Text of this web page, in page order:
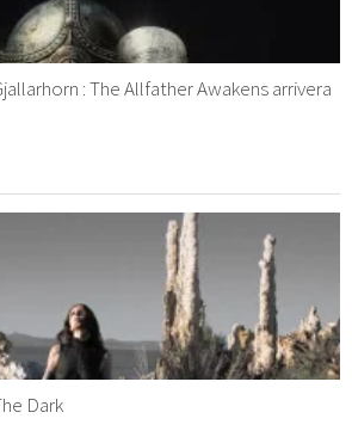
: The Allfather Awakens arrivera
Dark